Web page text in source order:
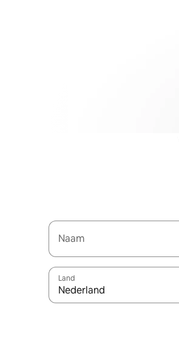
Naam
Land
Nederland